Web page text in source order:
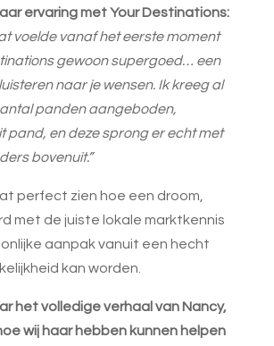
ervaring met Your Destinations:
voelde vanaf het eerste moment
gewoon supergoed… een
naar je wensen. Ik kreeg al
panden aangeboden,
pand, en deze sprong er echt met
bovenuit.”
perfect zien hoe een droom,
met de juiste lokale marktkennis
aanpak vanuit een hecht
kan worden.
het volledige verhaal van Nancy,
wij haar hebben kunnen helpen